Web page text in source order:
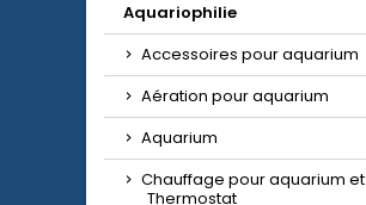
Aquariophilie
Accessoires pour aquarium
Aération pour aquarium
Aquarium
Chauffage pour aquarium et
Thermostat